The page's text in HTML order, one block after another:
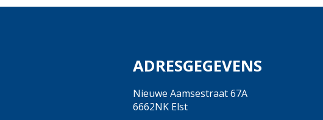
ADRESGEGEVENS
Nieuwe Aamsestraat 67A
6662NK Elst